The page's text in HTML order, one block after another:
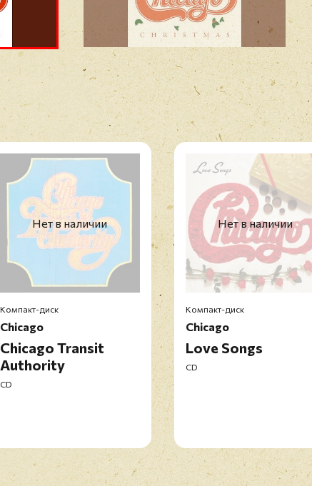
Нет в наличии
Компакт-диск
Chicago
Chicago Transit
Authority
CD
Нет в наличии
Компакт-диск
Chicago
Love Songs
CD